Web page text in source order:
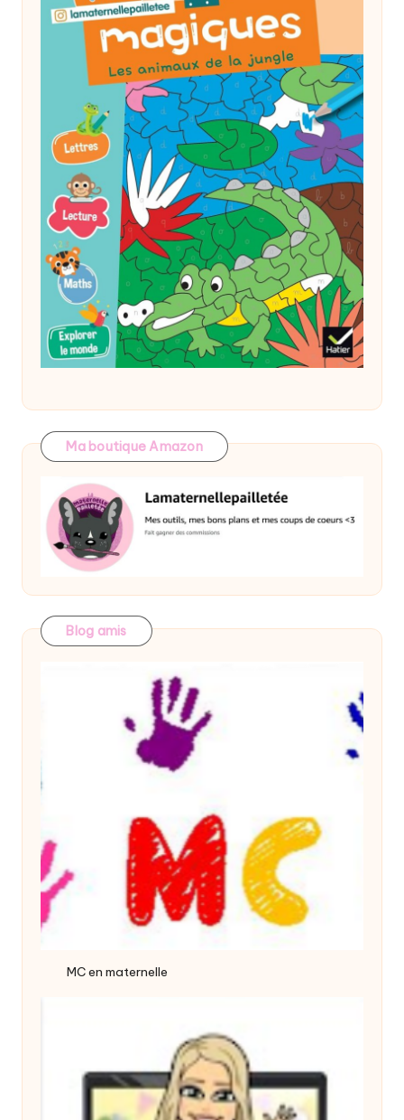
Ma boutique Amazon
Blog amis
MC en maternelle